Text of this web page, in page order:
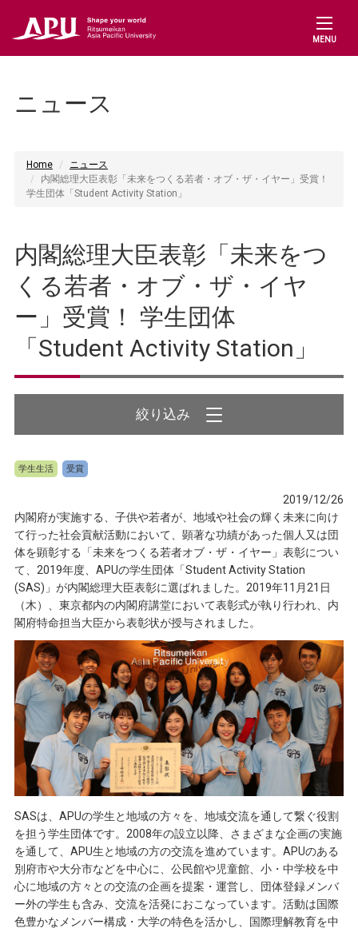
MENU
ニュース
Home
ニュース
内閣総理大臣表彰「未来をつくる若者・オブ・ザ・イヤー」受賞！
学生団体「Student Activity Station」
内閣総理大臣表彰「未来をつ
くる若者・オブ・ザ・イヤ
ー」受賞！ 学生団体
「Student Activity Station」
学生生活 受賞
2019/12/26
内閣府が実施する、子供や若者が、地域や社会の輝く未来に向け
て行った社会貢献活動において、顕著な功績があった個人又は団
体を顕彰する「未来をつくる若者オブ・ザ・イヤー」表彰につい
て、2019年度、APUの学生団体「Student Activity Station
(SAS)」が内閣総理大臣表彰に選ばれました。2019年11月21日
（木）、東京都内の内閣府講堂において表彰式が執り行われ、内
閣府特命担当大臣から表彰状が授与されました。
SASは、APUの学生と地域の方々を、地域交流を通して繋ぐ役割
を担う学生団体です。2008年の設立以降、さまざまな企画の実施
を通して、APU生と地域の方の交流を進めています。APUのある
別府市や大分市などを中心に、公民館や児童館、小・中学校を中
心に地域の方々との交流の企画を提案・運営し、団体登録メンバ
ー外の学生も含み、交流を活発におこなっています。活動は国際
色豊かなメンバー構成・大学の特色を活かし、国際理解教育を中